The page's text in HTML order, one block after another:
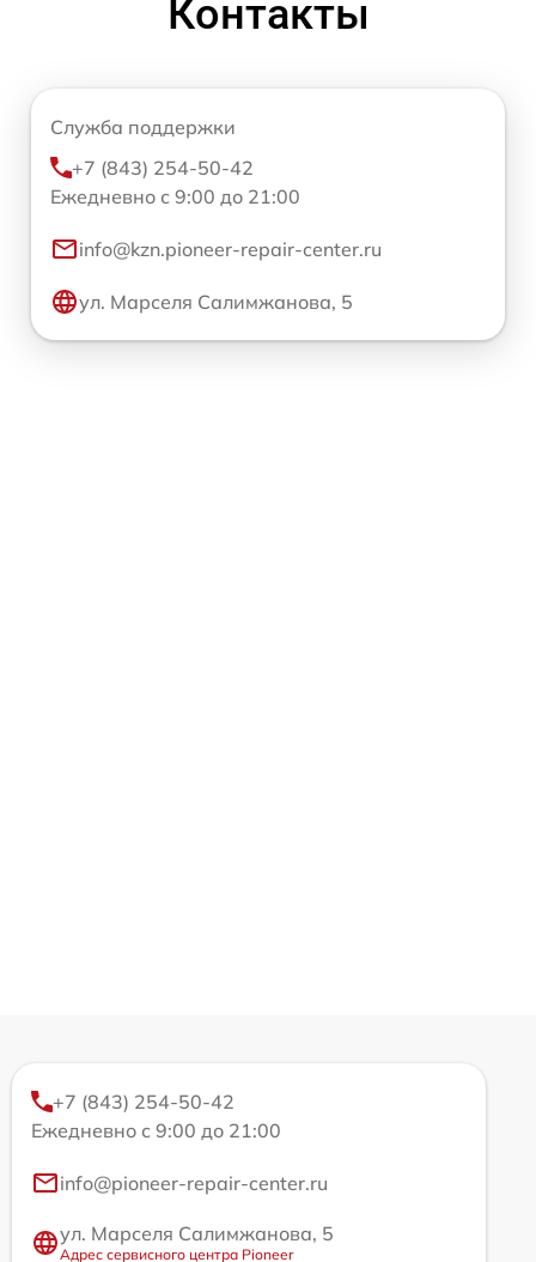
Контакты
Служба поддержки
+7 (843) 254-50-42
Ежедневно с 9:00 до 21:00
info@kzn.pioneer-repair-center.ru
ул. Марселя Салимжанова, 5
+7 (843) 254-50-42
Ежедневно с 9:00 до 21:00
info@pioneer-repair-center.ru
ул. Марселя Салимжанова, 5
Адрес сервисного центра Pioneer